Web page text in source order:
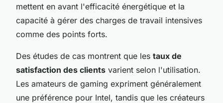
mettent en avant l'efficacité énergétique et la
capacité à gérer des charges de travail intensives
comme des points forts.
Des études de cas montrent que les taux de
satisfaction des clients varient selon l'utilisation.
Les amateurs de gaming expriment généralement
une préférence pour Intel, tandis que les créateurs